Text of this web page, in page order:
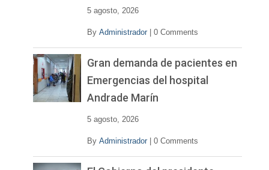
5 agosto, 2026
By Administrador 0 Comments
Gran demanda de pacientes en
Emergencias del hospital
Andrade Marín
5 agosto, 2026
By Administrador 0 Comments